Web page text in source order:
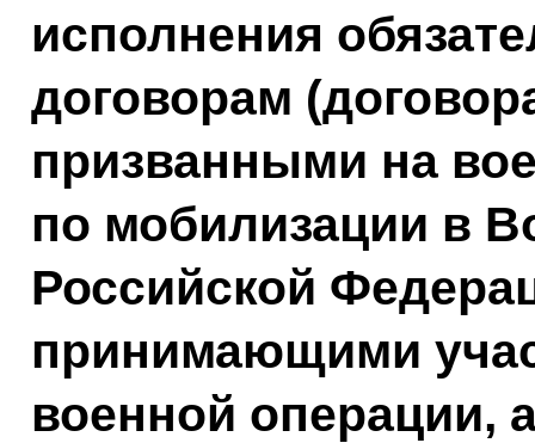
исполнения
договорам
призванными на
по мобилизации в
Российской
принимающими
военной операции,